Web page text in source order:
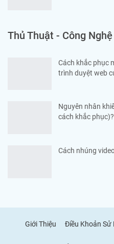
Thủ Thuật - Công Nghệ
Cách khắc phục
trình duyệt web
Nguyên nhân
cách khắc phục)?
Cách nhúng
Giới Thiệu Điều Khoản Sử